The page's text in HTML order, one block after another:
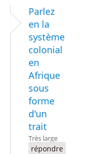
Parlez
en la
système
colonial
en
Afrique
sous
forme
d'un
trait
Très large
répondre